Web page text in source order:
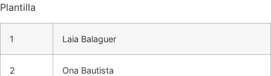
Plantilla
1 Laia Balaguer
2 Ona Bautista